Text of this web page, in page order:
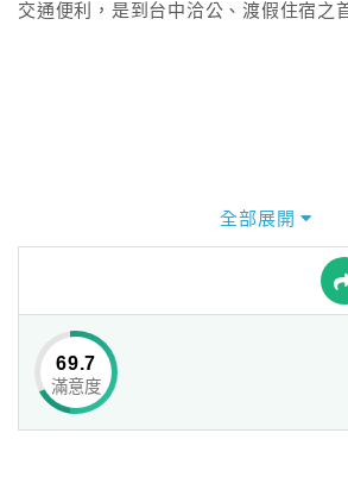
球
網
交通便利，是到台中洽公、渡假住宿之
全部展開
69.7
滿意度